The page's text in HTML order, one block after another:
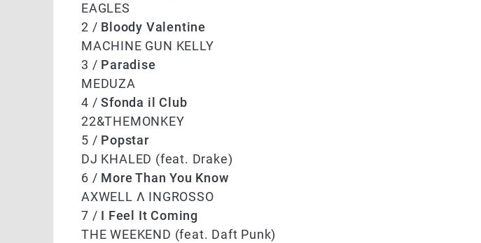
EAGLES
2 / Bloody Valentine
MACHINE GUN KELLY
3 / Paradise
MEDUZA
4 /Sfonda il Club
22&THEMONKEY
5 / Popstar
DJ KHALED (feat. Drake)
6 / More Than You Know
AXWELL Λ INGROSSO
7 / I Feel It Coming
THE WEEKEND (feat. Daft Punk)